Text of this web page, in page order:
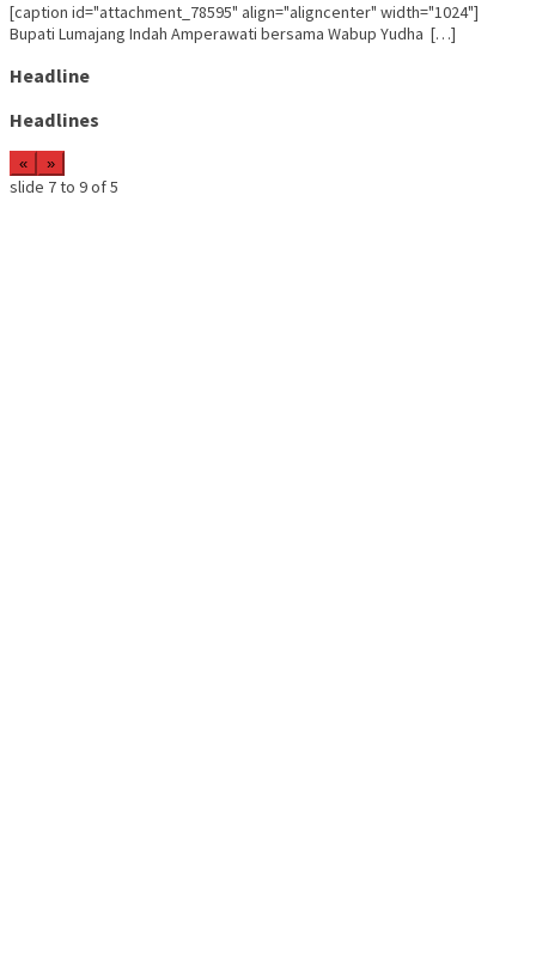
[caption id="attachment_78595" align="aligncenter" width="1024"]
Bupati Lumajang Indah Amperawati bersama Wabup Yudha […]
Headline
Headlines
« »
slide 7 to 9of 5